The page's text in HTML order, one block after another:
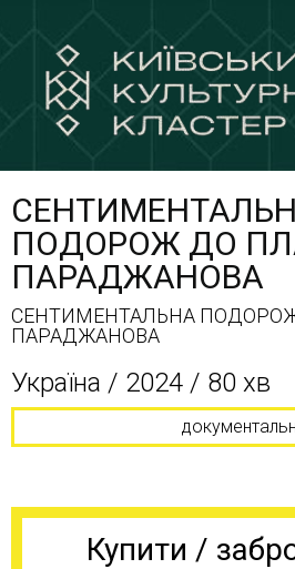
ПОДОРОЖ ДО
ПАРАДЖАНОВА
СЕНТИМЕНТАЛЬНА
ПАРАДЖАНОВА
Україна / 2024 / 80 хв
Купити /